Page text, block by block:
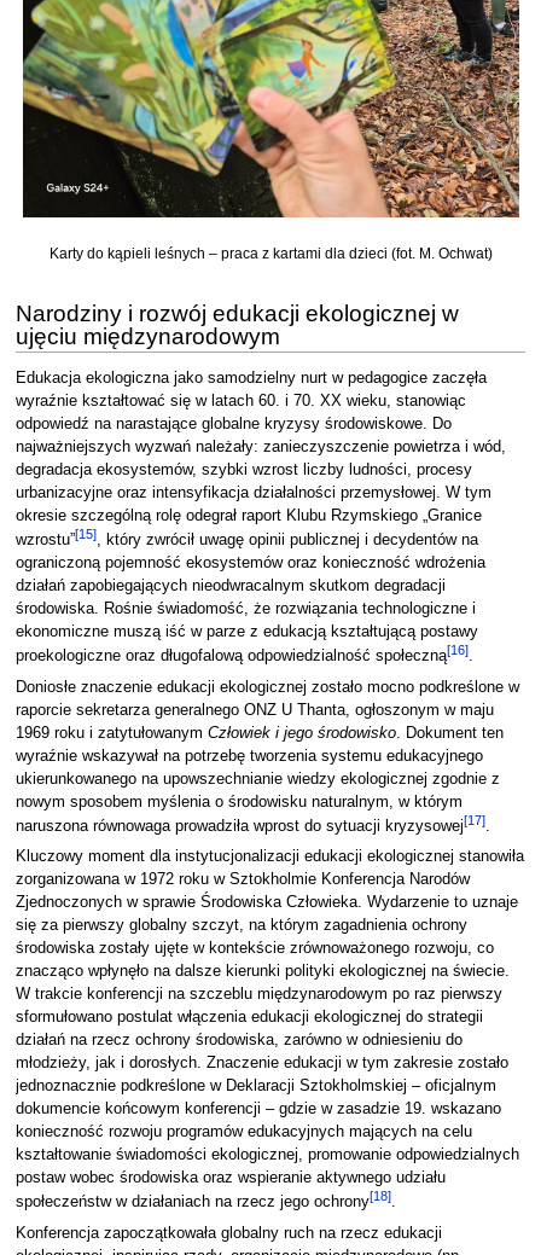
Karty do kąpieli leśnych – praca z kartami dla dzieci (fot. M. Ochwat)
Narodziny i rozwój edukacji ekologicznej w
ujęciu międzynarodowym
Edukacja ekologiczna jako samodzielny nurt w pedagogice zaczęła
wyraźnie kształtować się w latach 60. i 70. XX wieku, stanowiąc
odpowiedź na narastające globalne kryzysy środowiskowe. Do
najważniejszych wyzwań należały: zanieczyszczenie powietrza i wód,
degradacja ekosystemów, szybki wzrost liczby ludności, procesy
urbanizacyjne oraz intensyfikacja działalności przemysłowej. W tym
okresie szczególną rolę odegrał raport Klubu Rzymskiego „Granice
wzrostu”[15], który zwrócił uwagę opinii publicznej i decydentów na
ograniczoną pojemność ekosystemów oraz konieczność wdrożenia
działań zapobiegających nieodwracalnym skutkom degradacji
środowiska. Rośnie świadomość, że rozwiązania technologiczne i
ekonomiczne muszą iść w parze z edukacją kształtującą postawy
proekologiczne oraz długofalową odpowiedzialność społeczną[16].
Doniosłe znaczenie edukacji ekologicznej zostało mocno podkreślone w
raporcie sekretarza generalnego ONZ U Thanta, ogłoszonym w maju
1969 roku i zatytułowanym Człowiek i jego środowisko. Dokument ten
wyraźnie wskazywał na potrzebę tworzenia systemu edukacyjnego
ukierunkowanego na upowszechnianie wiedzy ekologicznej zgodnie z
nowym sposobem myślenia o środowisku naturalnym, w którym
naruszona równowaga prowadziła wprost do sytuacji kryzysowej[17].
Kluczowy moment dla instytucjonalizacji edukacji ekologicznej stanowiła
zorganizowana w 1972 roku w Sztokholmie Konferencja Narodów
Zjednoczonych w sprawie Środowiska Człowieka. Wydarzenie to uznaje
się za pierwszy globalny szczyt, na którym zagadnienia ochrony
środowiska zostały ujęte w kontekście zrównoważonego rozwoju, co
znacząco wpłynęło na dalsze kierunki polityki ekologicznej na świecie.
W trakcie konferencji na szczeblu międzynarodowym po raz pierwszy
sformułowano postulat włączenia edukacji ekologicznej do strategii
działań na rzecz ochrony środowiska, zarówno w odniesieniu do
młodzieży, jak i dorosłych. Znaczenie edukacji w tym zakresie zostało
jednoznacznie podkreślone w Deklaracji Sztokholmskiej – oficjalnym
dokumencie końcowym konferencji – gdzie w zasadzie 19. wskazano
konieczność rozwoju programów edukacyjnych mających na celu
kształtowanie świadomości ekologicznej, promowanie odpowiedzialnych
postaw wobec środowiska oraz wspieranie aktywnego udziału
społeczeństw w działaniach na rzecz jego ochrony[18].
Konferencja zapoczątkowała globalny ruch na rzecz edukacji